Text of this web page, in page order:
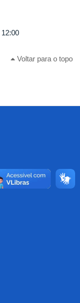
12:00
Voltar para o topo